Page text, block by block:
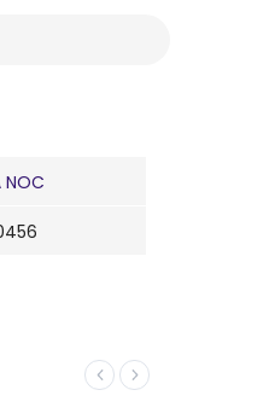
NOC
Previous
Next